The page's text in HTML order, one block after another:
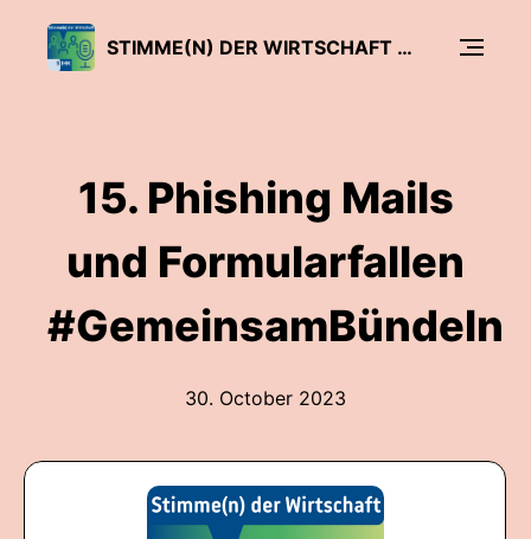
STIMME(N) DER WIRTSCHAFT - DER SIHK PODCAST
15. Phishing Mails
und Formularfallen
#GemeinsamBündeln
30. October 2023